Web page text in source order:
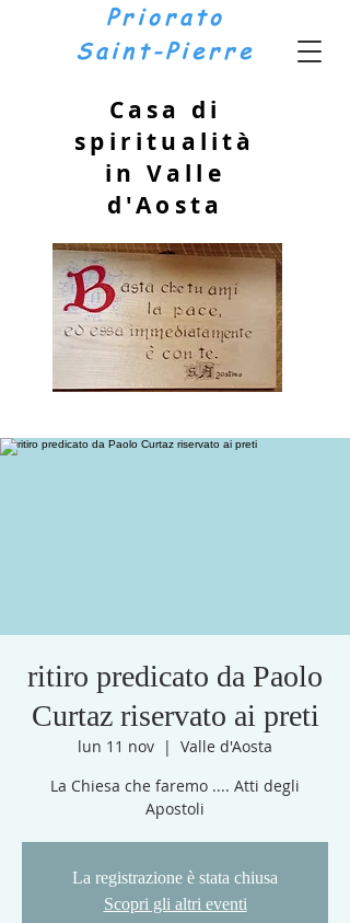
Priorato
Saint-Pierre
Casa di
spiritualità
in Valle
d'Aosta
ritiro predicato da Paolo
Curtaz riservato ai preti
lun 11 nov
  |
Valle d'Aosta
La Chiesa che faremo .... Atti degli
Apostoli
La registrazione è stata chiusa
Scopri gli altri eventi